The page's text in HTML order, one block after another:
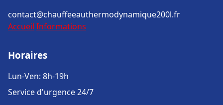
contact@chauffeeauthermodynamique200l.fr
Accueil Informations
Horaires
Lun-Ven: 8h-19h
Service d'urgence 24/7